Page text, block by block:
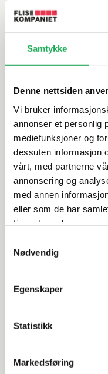
Samtykke
Denne nettsiden
Vi bruker
annonser et personlig
mediefunksjoner og
dessuten informasjon
vårt, med partnerne
annonsering og
med annen
eller som de har
tjenestene deres.
Nødvendig
Egenskaper
Statistikk
Markedsføring
Spesifikasjoner
Rengjøring og
Dokumentasjon
Alternative
Kjøkkenbatteri